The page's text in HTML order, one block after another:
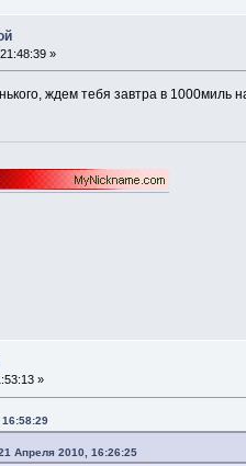
»
ждем тебя завтра в 1000миль
»
16:58:29
Апреля 2010, 16:26:25